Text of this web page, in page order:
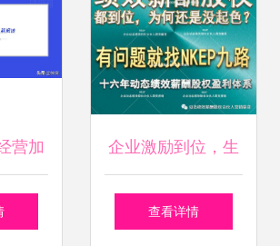
营加
及行
企业激励到位，生
意缘何依旧不佳？
查看详情